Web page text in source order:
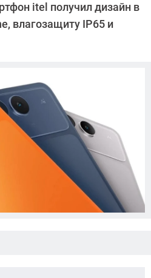
itel получил дизайн в
влагозащиту IP65 и